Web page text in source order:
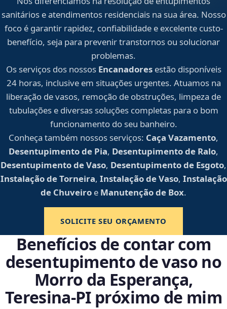
sanitários e atendimentos residenciais na sua área. Nosso
foco é garantir rapidez, confiabilidade e excelente custo-
benefício, seja para prevenir transtornos ou solucionar
problemas.
Os serviços dos nossos Encanadoresestão disponíveis
24 horas, inclusive em situações urgentes. Atuamos na
liberação de vasos, remoção de obstruções, limpeza de
tubulações e diversas soluções completas para o bom
funcionamento do seu banheiro.
Conheça também nossos serviços: Caça Vazamento,
Desentupimento de Pia, Desentupimento de Ralo,
Desentupimento de Vaso, Desentupimento de Esgoto,
Instalação de Torneira, Instalação de Vaso, Instalação
de Chuveiro e Manutenção de Box.
SOLICITE SEU ORÇAMENTO
Benefícios de contar com
desentupimento de vaso no
Morro da Esperança,
Teresina‑PI próximo de mim